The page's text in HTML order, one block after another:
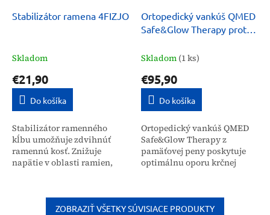
Stabilizátor ramena 4FIZJO
Skladom
€21,90
Do košíka
Stabilizátor ramenného
kĺbu umožňuje zdvihnúť
ramennú kosť. Znižuje
napätie v oblasti ramien,
túto časť tela. Ramenný...
Ortopedický vankúš QMED
Safe&Glow Therapy proti
Skladom (1 ks)
€95,90
Do košíka
Ortopedický vankúš QMED
Safe&Glow Therapy z
pamäťovej peny poskytuje
optimálnu oporu krčnej
zlepšenie kvality spánku,...
ZOBRAZIŤ VŠETKY SÚVISIACE PRODUKTY